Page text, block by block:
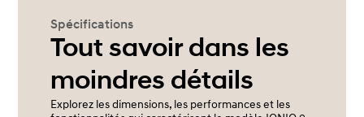
Spécifications
Tout savoir dans les
moindres détails
Explorez les dimensions, les performances et les